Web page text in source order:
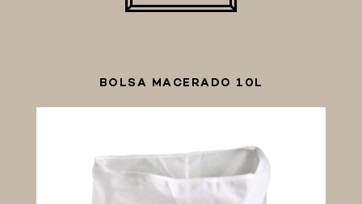
BOLSA MACERADO 10L